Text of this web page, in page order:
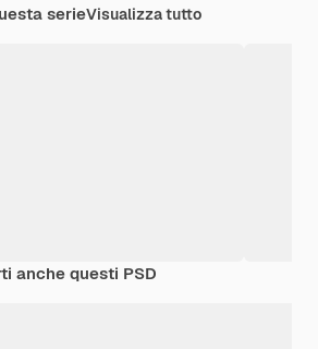
serieVisualizza tutto
anche questi PSD